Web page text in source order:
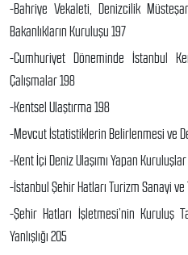
-Bahriye Vekaleti, Denizcilik
Bakanlıkların Kuruluşu 197
-Cumhuriyet Döneminde İstanbul
Çalışmalar 198
-Kentsel Ulaştırma 198
-Mevcut İstatistiklerin Belirlenmesi ve
-Kent İçi Deniz Ulaşımı Yapan
-İstanbul Şehir Hatları Turizm Sanayi
-Şehir Hatları İşletmesi’nin Kuruluş
Yanlışlığı 205